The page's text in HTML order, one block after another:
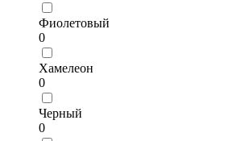
Фиолетовый
0
Хамелеон
0
Черный
0